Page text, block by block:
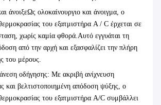
άνοιξεΩς ολοκαίνουργιο και άνοιγμα, ο
του εξατμιστήρα A / C έρχεται σε
χωρίς καμία φθορά.Αυτό εγγυάται τη
από την αρχή και εξασφαλίζει την πλήρη
του μέρους.
οδήγησης: Με ακριβή ανίχνευση
και βελτιστοποιημένη απόδοση ψύξης, ο
του εξατμιστήρα A/C συμβάλλει